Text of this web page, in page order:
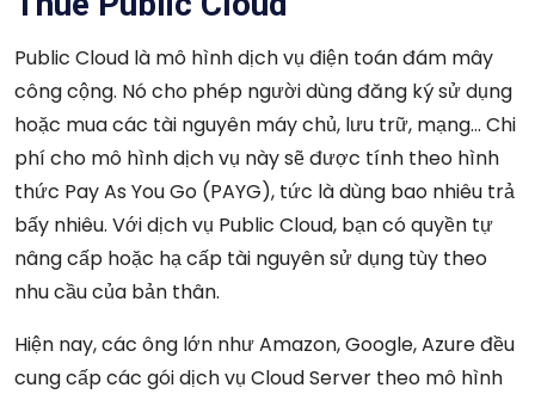
Public Cloud là mô hình dịch vụ điện toán đám mây
công cộng. Nó cho phép người dùng đăng ký sử dụng
hoặc mua các tài nguyên máy chủ, lưu trữ, mạng… Chi
phí cho mô hình dịch vụ này sẽ được tính theo hình
thức Pay As You Go (PAYG), tức là dùng bao nhiêu trả
bấy nhiêu. Với dịch vụ Public Cloud, bạn có quyền tự
nâng cấp hoặc hạ cấp tài nguyên sử dụng tùy theo
nhu cầu của bản thân.
Hiện nay, các ông lớn như Amazon, Google, Azure đều
cung cấp các gói dịch vụ Cloud Server theo mô hình